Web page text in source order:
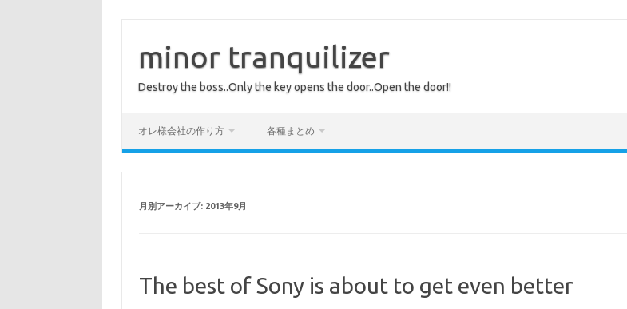
minor tranquilizer
Destroy the boss..Only the key opens the door..Open the door!!
オレ様会社の作り方 各種まとめ
月別アーカイブ: 2013年9月
The best of Sony is about to get even better